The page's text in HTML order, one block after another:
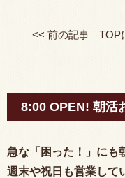
<< 前の記事 TOP
8:00 OPEN! 朝活
急な「困った！」にも
週末や祝日も営業して